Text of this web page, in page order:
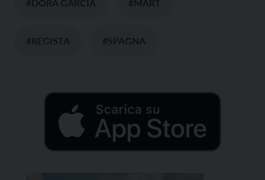
#DORA GARCIA #MART
#REGISTA #SPAGNA